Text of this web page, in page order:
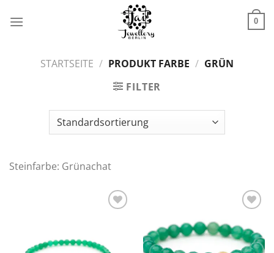
Inhalt
0
STARTSEITE / PRODUKT FARBE / GRÜN
FILTER
Steinfarbe: Grünachat
Wunschliste
hinzufügen